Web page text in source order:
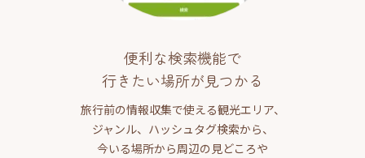
便利な検索機能で
行きたい場所が見つかる
旅行前の情報収集で使える観光エリア、
ジャンル、ハッシュタグ検索から、
今いる場所から周辺の見どころや